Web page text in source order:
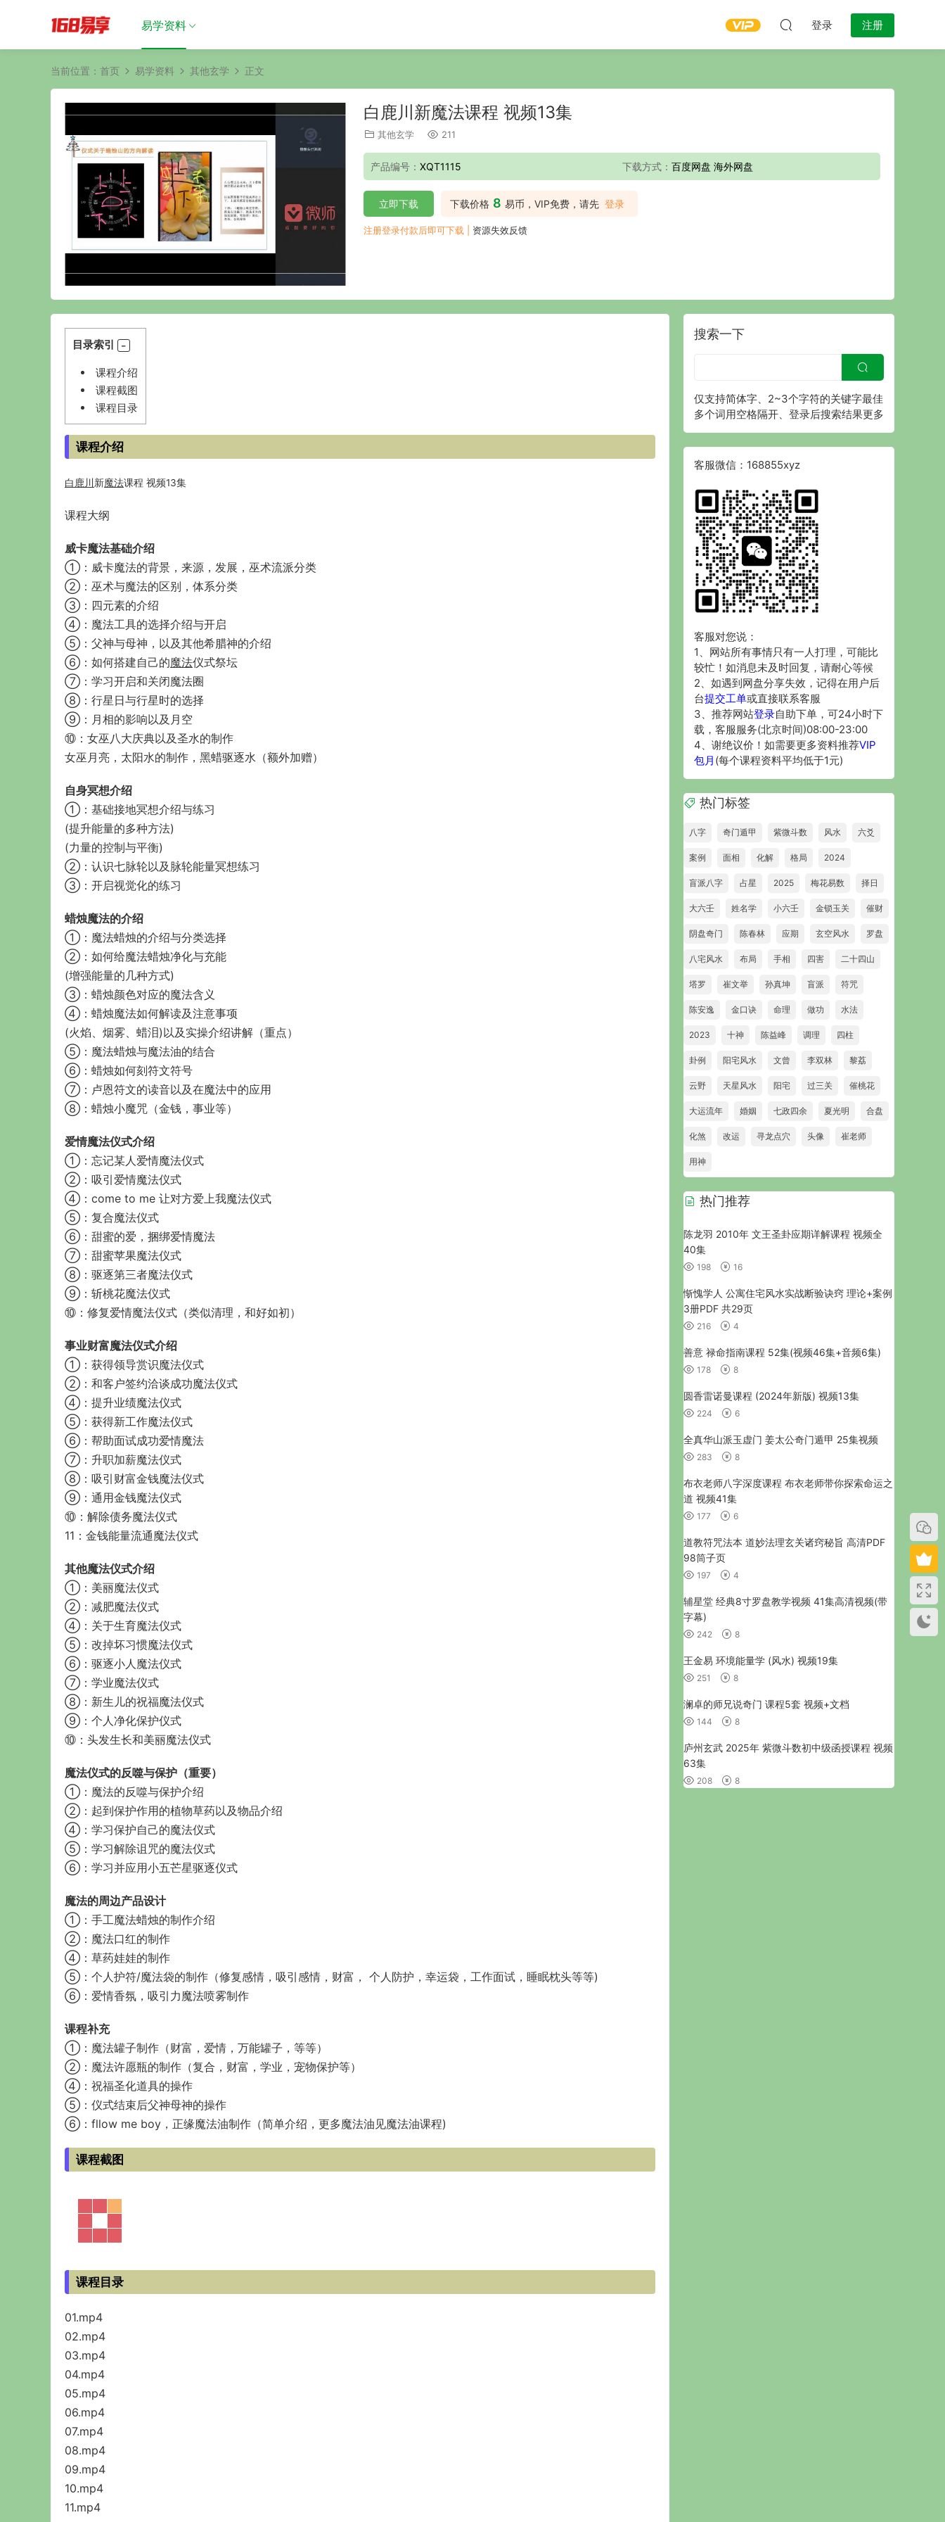
易学资料 登录 注册
当前位置： 首页 易学资料 其他玄学 正文
白鹿川新魔法课程 视频13集
其他玄学 211
产品编号： XQT1115 下载方式： 百度网盘 海外网盘
下载价格 8 易币，VIP免费，请先 登录
立即下载
注册登录付款后即可下载 | 资源失效反馈
目录索引
课程介绍
课程截图
课程目录
课程介绍
白鹿川 新魔法课程 视频13集
课程大纲
威卡魔法基础介绍
①：威卡魔法的背景，来源，发展，巫术流派分类
②：巫术与魔法的区别，体系分类
③：四元素的介绍
④：魔法工具的选择介绍与开启
⑤：父神与母神，以及其他希腊神的介绍
⑥：如何搭建自己的魔法仪式祭坛
⑦：学习开启和关闭魔法圈
⑧：行星日与行星时的选择
⑨：月相的影响以及月空
⑩：女巫八大庆典以及圣水的制作
女巫月亮，太阳水的制作，黑蜡驱逐水（额外加赠）
自身冥想介绍
①：基础接地冥想介绍与练习
(提升能量的多种方法)
(力量的控制与平衡)
②：认识七脉轮以及脉轮能量冥想练习
③：开启视觉化的练习
蜡烛魔法的介绍
①：魔法蜡烛的介绍与分类选择
②：如何给魔法蜡烛净化与充能
(增强能量的几种方式)
③：蜡烛颜色对应的魔法含义
④：蜡烛魔法如何解读及注意事项
(火焰、烟雾、蜡泪)以及实操介绍讲解（重点）
⑤：魔法蜡烛与魔法油的结合
⑥：蜡烛如何刻符文符号
⑦：卢恩符文的读音以及在魔法中的应用
⑧：蜡烛小魔咒（金钱，事业等）
爱情魔法仪式介绍
①：忘记某人爱情魔法仪式
②：吸引爱情魔法仪式
④：come to me 让对方爱上我魔法仪式
⑤：复合魔法仪式
⑥：甜蜜的爱，捆绑爱情魔法
⑦：甜蜜苹果魔法仪式
⑧：驱逐第三者魔法仪式
⑨：斩桃花魔法仪式
⑩：修复爱情魔法仪式（类似清理，和好如初）
事业财富魔法仪式介绍
①：获得领导赏识魔法仪式
②：和客户签约洽谈成功魔法仪式
④：提升业绩魔法仪式
⑤：获得新工作魔法仪式
⑥：帮助面试成功爱情魔法
⑦：升职加薪魔法仪式
⑧：吸引财富金钱魔法仪式
⑨：通用金钱魔法仪式
⑩：解除债务魔法仪式
11：金钱能量流通魔法仪式
其他魔法仪式介绍
①：美丽魔法仪式
②：减肥魔法仪式
④：关于生育魔法仪式
⑤：改掉坏习惯魔法仪式
⑥：驱逐小人魔法仪式
⑦：学业魔法仪式
⑧：新生儿的祝福魔法仪式
⑨：个人净化保护仪式
⑩：头发生长和美丽魔法仪式
魔法仪式的反噬与保护（重要）
①：魔法的反噬与保护介绍
②：起到保护作用的植物草药以及物品介绍
④：学习保护自己的魔法仪式
⑤：学习解除诅咒的魔法仪式
⑥：学习并应用小五芒星驱逐仪式
魔法的周边产品设计
①：手工魔法蜡烛的制作介绍
②：魔法口红的制作
④：草药娃娃的制作
⑤：个人护符/魔法袋的制作（修复感情，吸引感情，财富， 个人防护，幸运袋，工作面试，睡眠枕头等等)
⑥：爱情香氛，吸引力魔法喷雾制作
课程补充
①：魔法罐子制作（财富，爱情，万能罐子，等等）
②：魔法许愿瓶的制作（复合，财富，学业，宠物保护等）
④：祝福圣化道具的操作
⑤：仪式结束后父神母神的操作
⑥：fllow me boy，正缘魔法油制作（简单介绍，更多魔法油见魔法油课程)
课程截图
搜索一下
仅支持简体字、2~3个字符的关键字最佳
多个词用空格隔开、登录后搜索结果更多
客服微信：168855xyz
客服对您说：
1、网站所有事情只有一人打理，可能比
较忙！如消息未及时回复，请耐心等候
2、如遇到网盘分享失效，记得在用户后
台提交工单或直接联系客服
3、推荐网站登录自助下单，可24小时下
载，客服服务(北京时间)08:00-23:00
4、谢绝议价！如需要更多资料推荐VIP
包月 (每个课程资料平均低于1元)
热门标签
八字 奇门遁甲 紫微斗数 风水 六爻
案例 面相 化解 格局 2024
盲派八字 占星 2025 梅花易数 择日
大六壬 姓名学 小六壬 金锁玉关 催财
阴盘奇门 陈春林 应期 玄空风水 罗盘
八宅风水 布局 手相 四害 二十四山
塔罗 崔文举 孙真坤 盲派 符咒
陈安逸 金口诀 命理 做功 水法
2023 十神 陈益峰 调理 四柱
卦例 阳宅风水 文曾 李双林 黎荔
云野 天星风水 阳宅 过三关 催桃花
大运流年 婚姻 七政四余 夏光明 合盘
化煞 改运 寻龙点穴 头像 崔老师
用神
热门推荐
陈龙羽 2010年 文王圣卦应期详解课程 视频全
40集
198 16
惭愧学人 公寓住宅风水实战断验诀窍 理论+案例
3册PDF 共29页
216 4
善意 禄命指南课程 52集(视频46集+音频6集)
178 8
圆香雷诺曼课程 (2024年新版) 视频13集
224 6
全真华山派玉虚门 姜太公奇门遁甲 25集视频
283 8
布衣老师八字深度课程 布衣老师带你探索命运之
道 视频41集
177 6
道教符咒法本 道妙法理玄关诸窍秘旨 高清PDF
98筒子页
197 4
辅星堂 经典8寸罗盘教学视频 41集高清视频(带
字幕)
242 8
王金易 环境能量学 (风水) 视频19集
251 8
澜卓的师兄说奇门 课程5套 视频+文档
144 8
庐州玄武 2025年 紫微斗数初中级函授课程 视频
63集
208 8